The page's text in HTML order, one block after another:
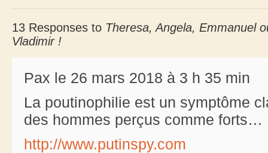
13 Responses to Theresa, Angela, Emmanuel
Vladimir !
Pax le 26 mars 2018 à 3 h 35 min
La poutinophilie est un symptôme
des hommes perçus comme forts…
http://www.putinspy.com